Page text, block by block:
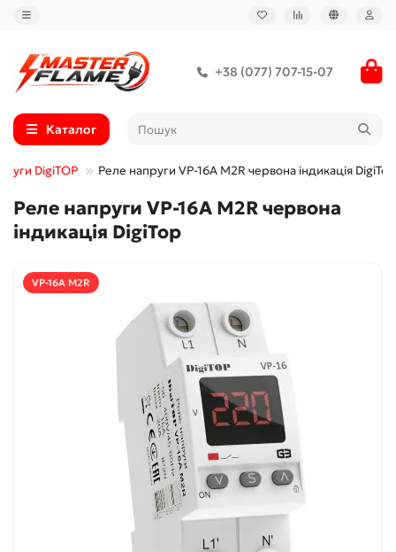
+38 (077) 707-15-07
Каталог
DigiTOP Реле напруги VP-16A M2R червона індикація DigiTop
Реле напруги VP-16A M2R червона
індикація DigiTop
VP-16A M2R